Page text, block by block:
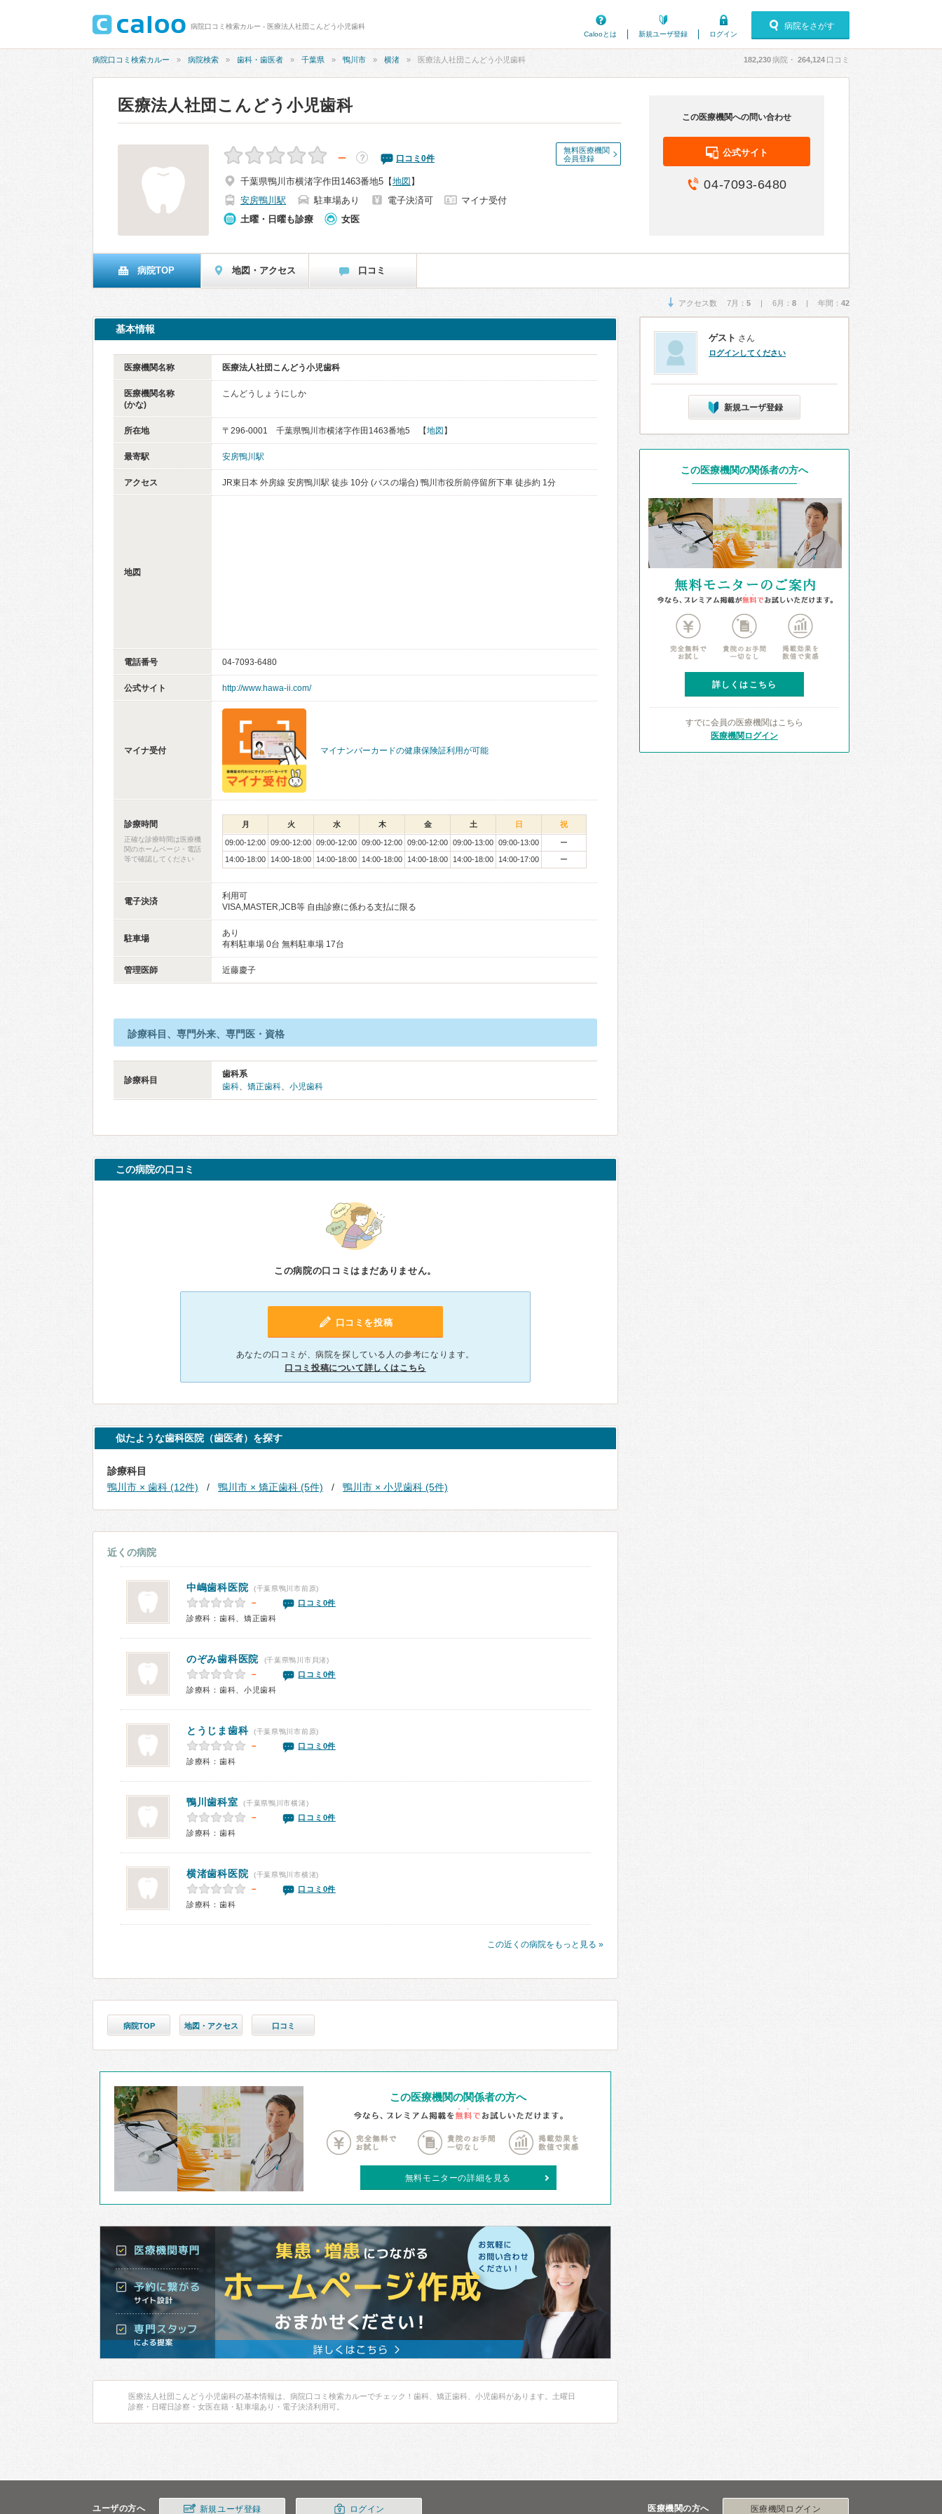
病院口コミ検索カルー - 医療法人社団こんどう小児歯科
Calooとは
新規ユーザ登録 ログイン
病院をさがす
病院口コミ検索カルー 病院検索 歯科・歯医者 千葉県 鴨川市 横渚 医療法人社団こんどう小児歯科 182,230病院・ 264,124 口コミ
医療法人社団こんどう小児歯科
無料医療機関
会員登録
－ ？ 口コミ 0件
千葉県鴨川市横渚字作田1463番地5 【地図 】
安房鴨川駅
駐車場あり 電子決済可
マイナ受付
土曜・日曜も診療
女医
この医療機関への問い合わせ
公式サイト
04-7093-6480
病院TOP 地図・アクセス 口コミ
アクセス数 7月： 5 | 6月： 8 | 年間： 42
基本情報
医療機関名称 医療法人社団こんどう小児歯科
医療機関名称
(かな)
こんどうしょうにしか
所在地 〒296-0001 千葉県鴨川市横渚字作田1463番地5 【地図 】
最寄駅 安房鴨川駅
アクセス JR東日本 外房線 安房鴨川駅 徒歩 10分 (バスの場合) 鴨川市役所前停留所下車 徒歩約 1分
地図
電話番号 04-7093-6480
公式サイト http://www.hawa-ii.com/
マイナ受付 マイナンバーカードの健康保険証利用が可能
診療時間
正確な診療時間は医療機
関のホームページ・電話
等で確認してください
月 火 水 木 金 土 日 祝
09:00-12:00 09:00-12:00 09:00-12:00 09:00-12:00 09:00-12:00 09:00-13:00 09:00-13:00
ー
14:00-18:00
14:00-18:00 14:00-18:00 14:00-18:00 14:00-18:00 14:00-18:00 14:00-17:00 ー
電子決済
利用可
VISA,MASTER,JCB等 自由診療に係わる支払に限る
駐車場
あり
有料駐車場 0台 無料駐車場 17台
管理医師 近藤慶子
診療科目、専門外来、専門医・資格
診療科目
歯科系
歯科、 矯正歯科、 小児歯科
この病院の口コミ
この病院の口コミはまだありません。
口コミを投稿
あなたの口コミが、病院を探している人の参考になります。
口コミ投稿について詳しくはこちら
似たような歯科医院（歯医者）を探す
診療科目
鴨川市 × 歯科 (12件)
鴨川市 × 矯正歯科 (5件) 鴨川市 × 小児歯科 (5件)
近くの病院
中嶋歯科医院 (千葉県鴨川市前原)
－
口コミ0件
診療科：歯科、矯正歯科
のぞみ歯科医院 (千葉県鴨川市貝渚)
－
口コミ0件
診療科：歯科、小児歯科
とうじま歯科 (千葉県鴨川市前原)
－
口コミ0件
診療科：歯科
鴨川歯科室 (千葉県鴨川市横渚)
－
口コミ0件
診療科：歯科
横渚歯科医院 (千葉県鴨川市横渚)
－
口コミ0件
診療科：歯科
この近くの病院をもっと見る »
病院TOP 地図・アクセス 口コミ
この医療機関の関係者の方へ
無料モニターの詳細を見る
医療法人社団こんどう小児歯科の基本情報は、病院口コミ検索カルーでチェック！歯科、矯正歯科、小児歯科があります。土曜日
診察・日曜日診察・女医在籍・駐車場あり・電子決済利用可。
ゲスト さん
ログインしてください
新規ユーザ登録
この医療機関の関係者の方へ
詳しくはこちら
すでに会員の医療機関はこちら
医療機関ログイン
ユーザの方へ 新規ユーザ登録 ログイン 医療機関の方へ 医療機関ログイン